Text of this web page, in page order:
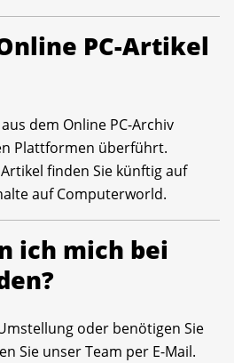
PC-Artikel
dem Online PC-Archiv
Plattformen überführt.
finden Sie künftig auf
auf Computerworld.
ich mich bei
oder benötigen Sie
Sie unser Team per E-Mail.